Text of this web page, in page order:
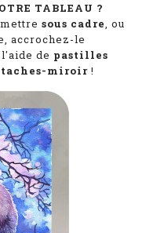
TABLEAU ?
sous cadre, ou
accrochez-le
de pastilles
miroir !